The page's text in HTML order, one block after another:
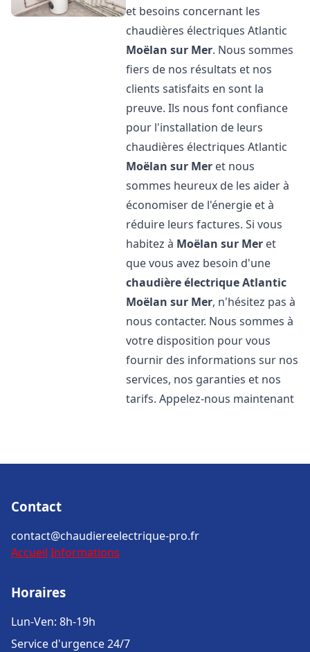
et besoins concernant les
chaudières électriques Atlantic
Moëlan sur Mer. Nous sommes
fiers de nos résultats et nos
clients satisfaits en sont la
preuve. Ils nous font confiance
pour l'installation de leurs
chaudières électriques Atlantic
Moëlan sur Mer et nous
sommes heureux de les aider à
économiser de l'énergie et à
réduire leurs factures. Si vous
habitez à Moëlan sur Mer et
que vous avez besoin d'une
chaudière électrique Atlantic
Moëlan sur Mer, n'hésitez pas à
nous contacter. Nous sommes à
votre disposition pour vous
fournir des informations sur nos
services, nos garanties et nos
tarifs. Appelez-nous maintenant
Contact
contact@chaudiereelectrique-pro.fr
Accueil Informations
Horaires
Lun-Ven: 8h-19h
Service d'urgence 24/7